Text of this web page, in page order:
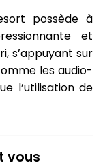
possède à
et
s’appuyant sur
les audio-
l’utilisation de
vous